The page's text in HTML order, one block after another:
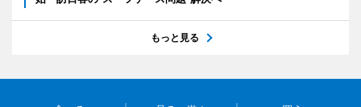
もっと見る